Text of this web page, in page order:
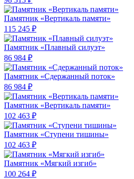
Памятник «Вертикаль памяти»
115 245 ₽
Памятник «Плавный силуэт»
86 984 ₽
Памятник «Сдержанный поток»
86 984 ₽
Памятник «Вертикаль памяти»
102 463 ₽
Памятник «Ступени тишины»
102 463 ₽
Памятник «Мягкий изгиб»
100 264 ₽